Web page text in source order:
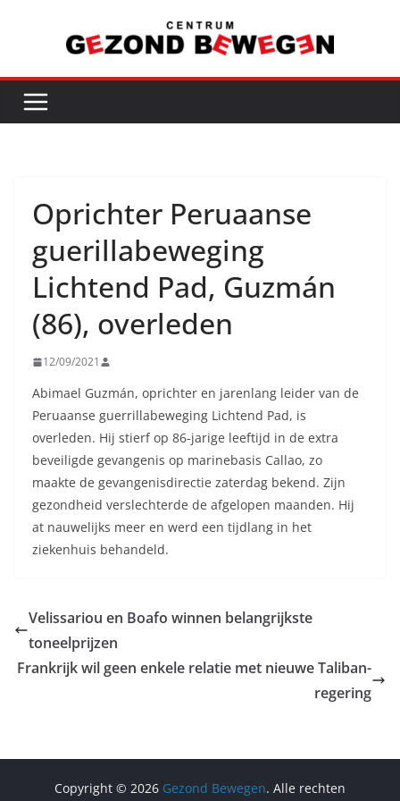
inhoud
Oprichter Peruaanse
guerillabeweging
Lichtend Pad, Guzmán
(86), overleden
12/09/2021
Abimael Guzmán, oprichter en jarenlang leider van de
Peruaanse guerrillabeweging Lichtend Pad, is
overleden. Hij stierf op 86-jarige leeftijd in de extra
beveiligde gevangenis op marinebasis Callao, zo
maakte de gevangenisdirectie zaterdag bekend. Zijn
gezondheid verslechterde de afgelopen maanden. Hij
at nauwelijks meer en werd een tijdlang in het
ziekenhuis behandeld.
Velissariou en Boafo winnen belangrijkste
toneelprijzen
Frankrijk wil geen enkele relatie met nieuwe Taliban-
regering
Copyright © 2026 Gezond Bewegen. Alle rechten